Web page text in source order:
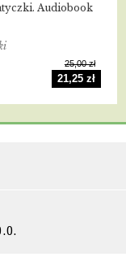
Audiobook
25,00 zł
21,25 zł